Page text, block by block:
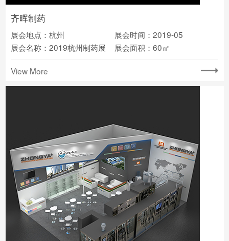
齐晖制药
展会地点：杭州
展会时间：2019-05
展会名称：2019杭州制药展
展会面积：60㎡
View More